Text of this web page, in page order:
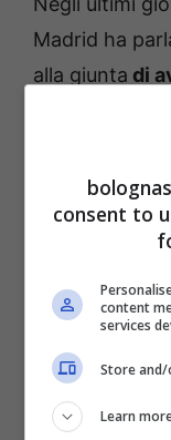
Madrid ha
alla giunta di
per le
netto sulle
salute: “
malattia
sto
consent to
content
services
Store
Learn